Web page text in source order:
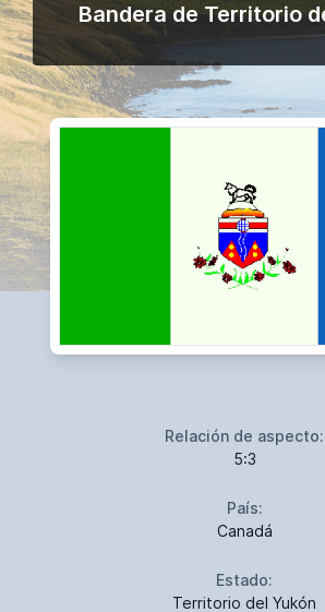
Bandera de Territorio
Relación de aspecto:
5:3
País:
Canadá
Estado:
Territorio del Yukón